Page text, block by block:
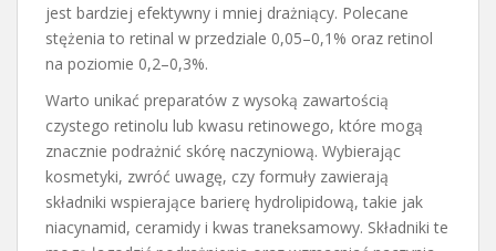
jest bardziej efektywny i mniej drażniący. Polecane
stężenia to retinal w przedziale 0,05–0,1% oraz retinol
na poziomie 0,2–0,3%.
Warto unikać preparatów z wysoką zawartością
czystego retinolu lub kwasu retinowego, które mogą
znacznie podrażnić skórę naczyniową. Wybierając
kosmetyki, zwróć uwagę, czy formuły zawierają
składniki wspierające barierę hydrolipidową, takie jak
niacynamid, ceramidy i kwas traneksamowy. Składniki te